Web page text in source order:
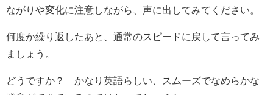
ながりや変化に注意しながら、声に出してみてください。
何度か繰り返したあと、通常のスピードに戻して言ってみ
ましょう。
どうですか？ かなり英語らしい、スムーズでなめらかな